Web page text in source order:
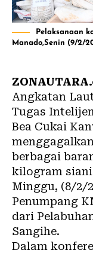
Pelaksanaan
Manado,Senin (9/2/
Angkatan
Tugas
Bea Cukai
berbagai
kilogram
Minggu, (8/2/
Penumpang
dari
Sangihe.
Dalam